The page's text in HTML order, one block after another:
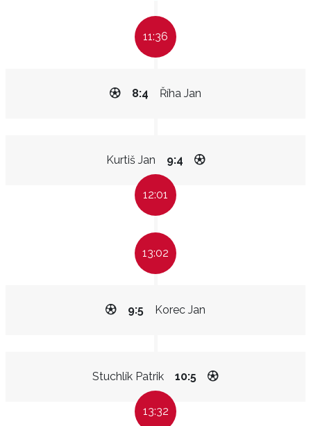
11:36
Říha Jan
8:4
Kurtiš Jan 9:4
12:01
13:02
Korec Jan
9:5
Stuchlík Patrik 10:5
13:32